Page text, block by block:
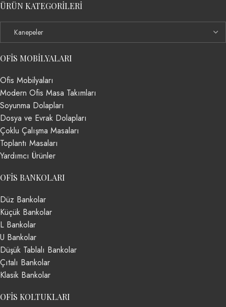
ÜRÜN KATEGORILERI
OFIS MOBILYALARI
Ofis Mobilyaları
Modern Ofis Masa Takımları
Soyunma Dolapları
Dosya ve Evrak Dolapları
Çoklu Çalışma Masaları
Toplantı Masaları
Yardımcı Ürünler
OFIS BANKOLARI
Düz Bankolar
Küçük Bankolar
L Bankolar
U Bankolar
Düşük Tablalı Bankolar
Çıtalı Bankolar
Klasik Bankolar
OFIS KOLTUKLARI